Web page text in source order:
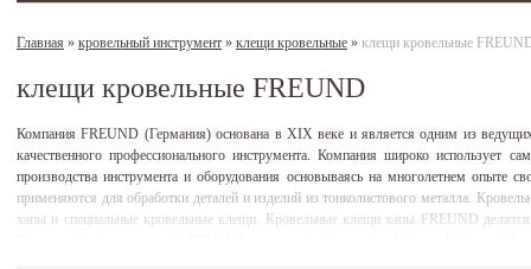
Главная » кровельный инструмент » клещи кровельные » клещи кровельные
клещи кровельные FREUND
Компания FREUND (Германия) основана в ХIХ веке и является одним из
качественного профессионального инструмента. Компания широко использует
производства инструмента и оборудования основываясь на многолетнем опыте
применяются для обработки деталей и изделий из тонколистового металла.
хапы и специальные кровельные клещи. Кровельные клещи хапы FREUND